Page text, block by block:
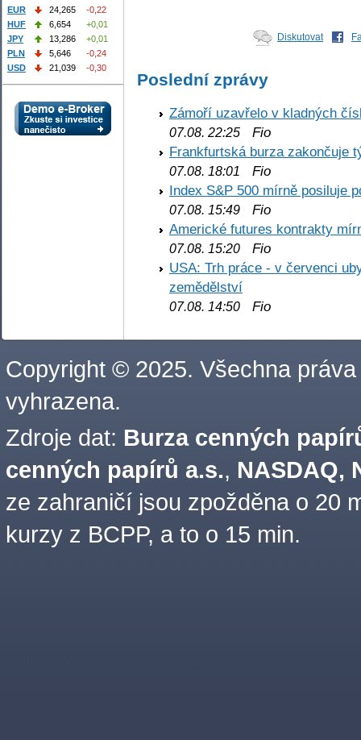
Diskutovat
Poslední zprávy
Zámoří uzavřelo v kladných
07.08. 22:25 Fio
Frankfurtská burza zakončuje
07.08. 18:01
Fio
Index S&P 500 mírně posiluje
07.08. 15:49 Fio
Americké futures kontrakty
07.08. 15:20 Fio
USA: Trh práce - v červenci
zemědělství
07.08. 14:50 Fio
EUR 24,265
-0,22
HUF
6,654
+0,01
JPY
13,286
+0,01
PLN
5,646
-0,24
USD
21,039 -0,30
Copyright © 2025. Všechna práva
vyhrazena.
Zdroje dat: Burza cenných
cenných papírů a.s., NASDAQ,
ze zahraničí jsou zpožděna o 20
kurzy z BCPP, a to o 15 min.